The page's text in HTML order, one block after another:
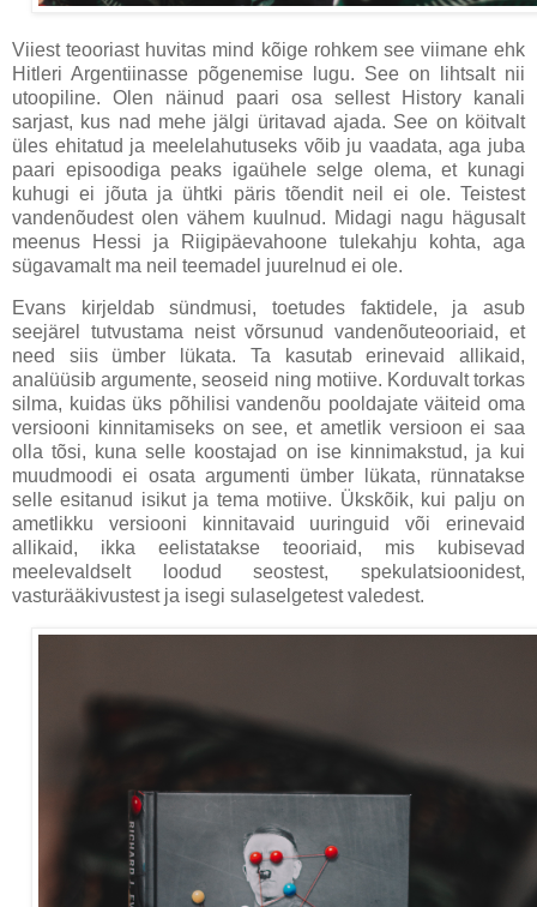
Viiest teooriast huvitas mind kõige rohkem see viimane ehk
Hitleri Argentiinasse põgenemise lugu. See on lihtsalt nii
utoopiline. Olen näinud paari osa sellest History kanali
sarjast, kus nad mehe jälgi üritavad ajada. See on köitvalt
üles ehitatud ja meelelahutuseks võib ju vaadata, aga juba
paari episoodiga peaks igaühele selge olema, et kunagi
kuhugi ei jõuta ja ühtki päris tõendit neil ei ole. Teistest
vandenõudest olen vähem kuulnud. Midagi nagu hägusalt
meenus Hessi ja Riigipäevahoone tulekahju kohta, aga
sügavamalt ma neil teemadel juurelnud ei ole.
Evans kirjeldab sündmusi, toetudes faktidele, ja asub
seejärel tutvustama neist võrsunud vandenõuteooriaid, et
need siis ümber lükata. Ta kasutab erinevaid allikaid,
analüüsib argumente, seoseid ning motiive. Korduvalt torkas
silma, kuidas üks põhilisi vandenõu pooldajate väiteid oma
versiooni kinnitamiseks on see, et ametlik versioon ei saa
olla tõsi, kuna selle koostajad on ise kinnimakstud, ja kui
muudmoodi ei osata argumenti ümber lükata, rünnatakse
selle esitanud isikut ja tema motiive. Ükskõik, kui palju on
ametlikku versiooni kinnitavaid uuringuid või erinevaid
allikaid, ikka eelistatakse teooriaid, mis kubisevad
meelevaldselt loodud seostest, spekulatsioonidest,
vasturääkivustest ja isegi sulaselgetest valedest.